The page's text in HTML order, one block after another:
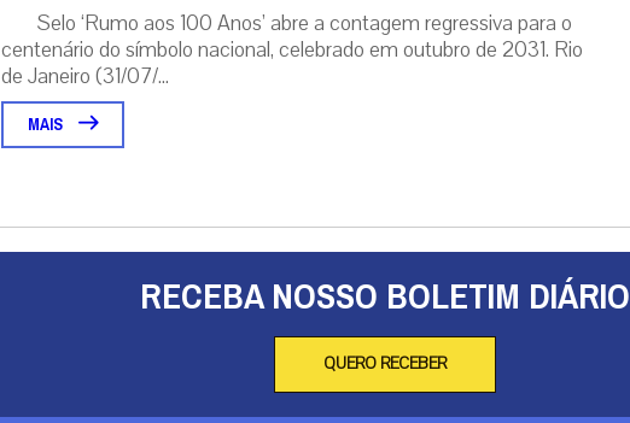
Selo ‘Rumo aos 100 Anos’ abre a contagem regressiva para o
centenário do símbolo nacional, celebrado em outubro de 2031. Rio
de Janeiro (31/07/...
MAIS
RECEBA NOSSO BOLETIM DIÁRIO
QUERO RECEBER